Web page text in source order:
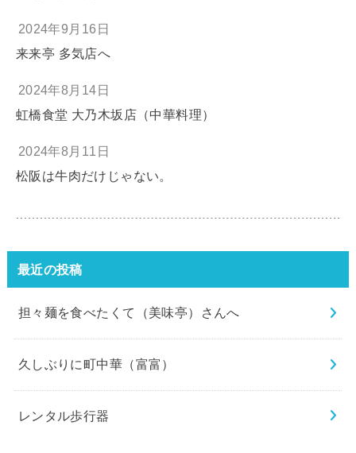
2024年9月16日
来来亭 多気店へ
2024年8月14日
虹橋食堂 大乃木坂店（中華料理）
2024年8月11日
松阪は牛肉だけじゃない。
最近の投稿
担々麺を食べたくて（美味亭）さんへ
久しぶりに町中華（富富）
レンタル歩行器